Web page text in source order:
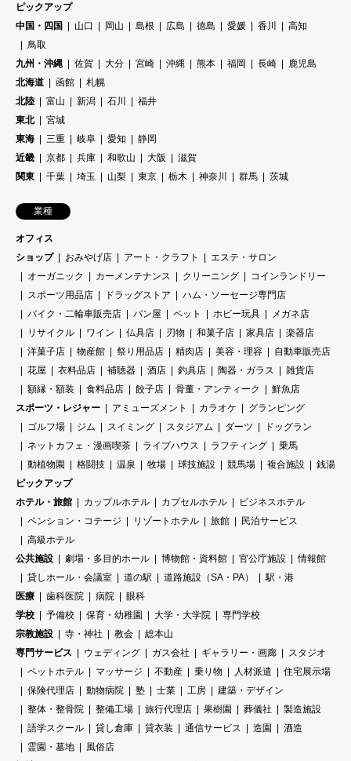
ピックアップ
中国・四国
山口 岡山 島根 広島 徳島 愛媛 香川
高知
鳥取
九州・沖縄
佐賀 大分 宮崎 沖縄 熊本 福岡 長崎
鹿児島
北海道
函館
札幌
北陸
富山 新潟 石川
福井
東北
宮城
東海
三重 岐阜 愛知
静岡
近畿
京都 兵庫 和歌山 大阪
滋賀
関東
千葉 埼玉 山梨 東京 栃木 神奈川 群馬 茨城
業種
オフィス
ショップ
おみやげ店 アート・クラフト
エステ・サロン
オーガニック
カーメンテナンス クリーニング
コインランドリー
スポーツ用品店
ドラッグストア
ハム・ソーセージ専門店
バイク・二輪車販売店
パン屋 ペット ホビー玩具
メガネ店
リサイクル
ワイン 仏具店 刃物 和菓子店 家具店
楽器店
洋菓子店
物産館 祭り用品店 精肉店 美容・理容
自動車販売店
花屋
衣料品店 補聴器 酒店 釣具店 陶器・ガラス
雑貨店
額縁・額装
食料品店 餃子店 骨董・アンティーク
鮮魚店
スポーツ・レジャー
アミューズメント カラオケ
グランピング
ゴルフ場
ジム スイミング スタジアム ダーツ
ドッグラン
ネットカフェ・漫画喫茶
ライブハウス ラフティング
乗馬
動植物園
格闘技 温泉 牧場 球技施設 競馬場 複合施設
銭湯
ピックアップ
ホテル・旅館
カップルホテル カプセルホテル
ビジネスホテル
ペンション・コテージ
リゾートホテル 旅館
民泊サービス
高級ホテル
公共施設
劇場・多目的ホール 博物館・資料館 官公庁施設
情報館
貸しホール・会議室
道の駅 道路施設（SA・PA）
駅・港
医療
歯科医院 病院
眼科
学校
予備校 保育・幼稚園 大学・大学院
専門学校
宗教施設
寺・神社 教会
総本山
専門サービス
ウェディング ガス会社 ギャラリー・画廊
スタジオ
ペットホテル
マッサージ 不動産 乗り物 人材派遣
住宅展示場
保険代理店
動物病院 塾 士業 工房
建築・デザイン
整体・整骨院
整備工場 旅行代理店 果樹園 葬儀社
製造施設
語学スクール
貸し倉庫 貸衣装 通信サービス 造園
酒造
霊園・墓地
風俗店